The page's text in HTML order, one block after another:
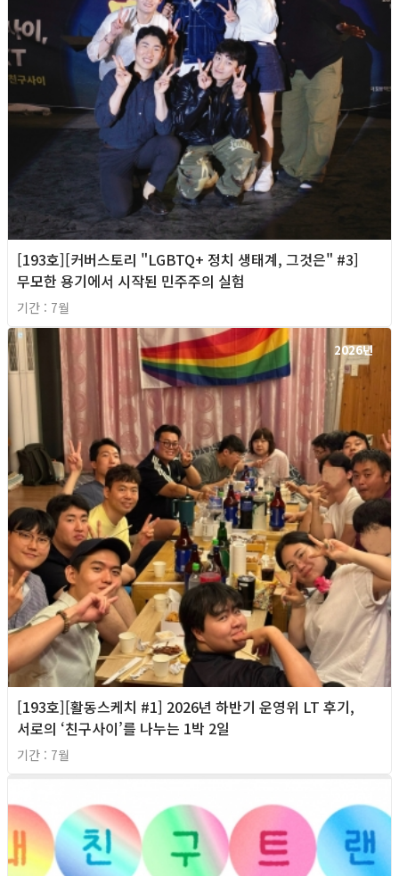
[193호][커버스토리 "LGBTQ+ 정치 생태계, 그것은" #3]
무모한 용기에서 시작된 민주주의 실험
기간 : 7월
2026년
[193호][활동스케치 #1] 2026년 하반기 운영위 LT 후기,
서로의 ‘친구사이’를 나누는 1박 2일
기간 : 7월